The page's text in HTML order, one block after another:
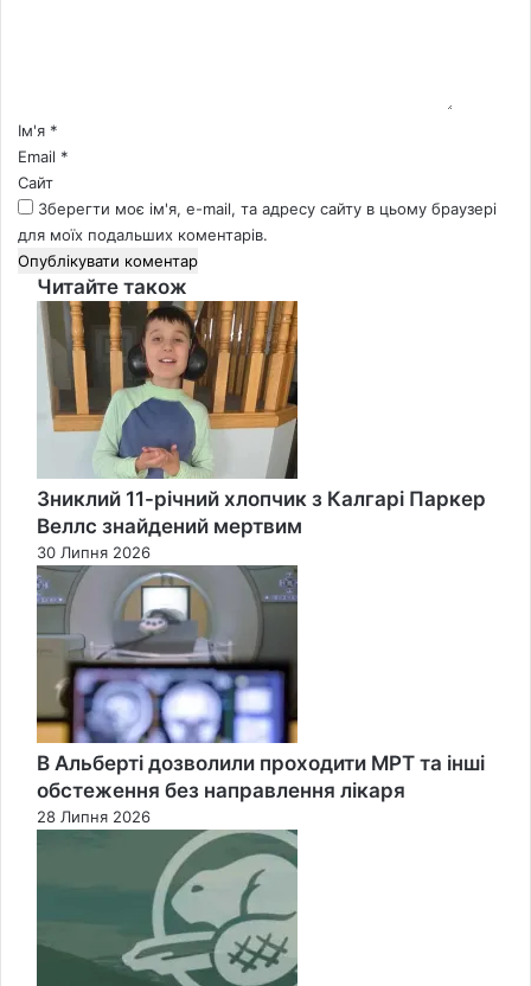
*
Ім'я *
Email *
Сайт
Зберегти моє ім'я, e-mail, та адресу сайту в цьому браузері
для моїх подальших коментарів.
Читайте також
Close
Зниклий 11-річний хлопчик з Калгарі Паркер
Веллс знайдений мертвим
30 Липня 2026
В Альберті дозволили проходити МРТ та інші
обстеження без направлення лікаря
28 Липня 2026